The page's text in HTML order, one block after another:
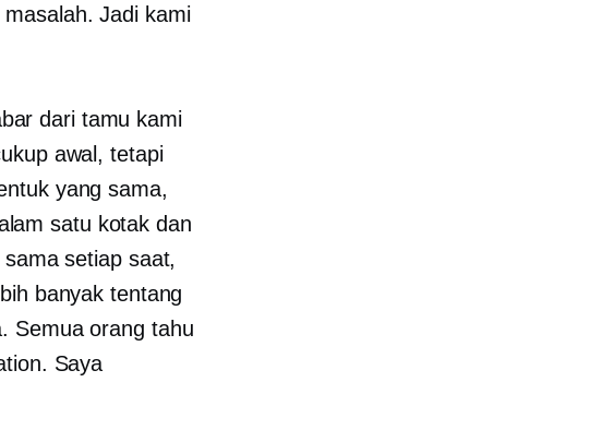
Jadi kami
dari tamu kami
awal, tetapi
yang sama,
satu kotak dan
setiap saat,
banyak tentang
Semua orang tahu
Saya